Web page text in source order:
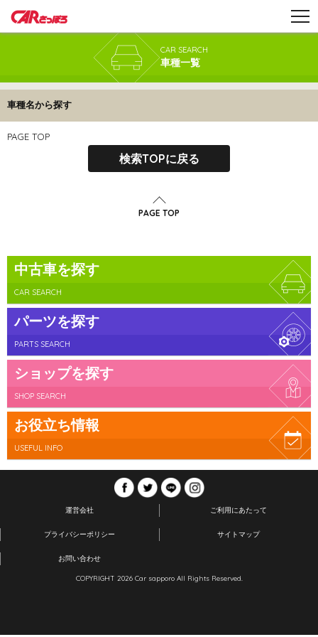
CAR SEARCH
車種一覧
車種名から探す
PAGE TOP
検索TOPに戻る
PAGE TOP
中古車を探す
CAR SEARCH
パーツを探す
PARTS SEARCH
ショップを探す
SHOP SEARCH
お役立ち情報
USEFUL INFO
運営会社 ご利用にあたって
プライバシーポリシー サイトマップ
お問い合わせ
COPYRIGHT 2026 Car sapporo All Rights Reserved.